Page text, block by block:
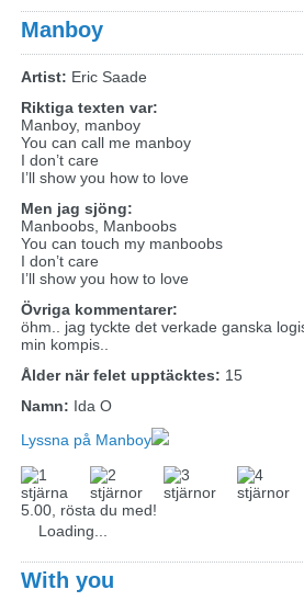
Manboy
Artist: Eric Saade
Riktiga texten var:
Manboy, manboy
You can call me manboy
I don’t care
I’ll show you how to love
Men jag sjöng:
Manboobs, Manboobs
You can touch my manboobs
I don’t care
I’ll show you how to love
Övriga kommentarer:
öhm.. jag tyckte det verkade ganska
min kompis..
Ålder när felet upptäcktes: 15
Namn: Ida O
Lyssna på Manboy
5.00, rösta du med!
Loading...
With you